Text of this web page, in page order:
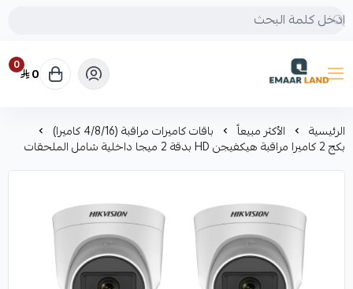
إعمار لاند
0 0
الرئيسية الأكثر مبيعاً باقات كاميرات مراقبة (4/8/16 كاميرا)
بكج 2 كاميرا مراقبة هيكفيجن HD بدقة 2 ميجا داخلية شامل الملحقات